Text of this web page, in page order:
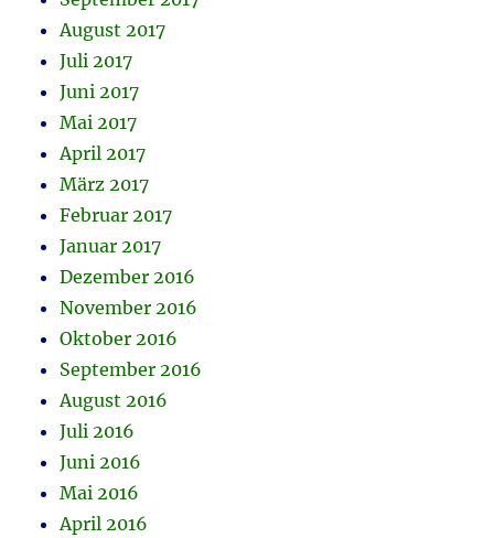
August 2017
Juli 2017
Juni 2017
Mai 2017
April 2017
März 2017
Februar 2017
Januar 2017
Dezember 2016
November 2016
Oktober 2016
September 2016
August 2016
Juli 2016
Juni 2016
Mai 2016
April 2016